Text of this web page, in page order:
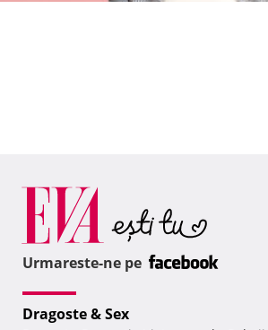
Urmareste-ne pe
Dragoste & Sex